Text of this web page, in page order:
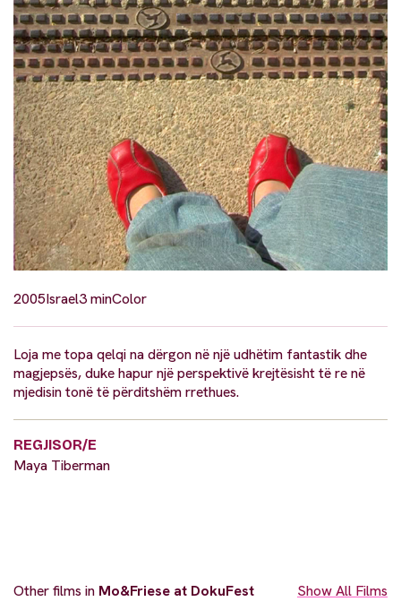
2005Israel3 minColor
Loja me topa qelqi na dërgon në një udhëtim fantastik dhe
magjepsës, duke hapur një perspektivë krejtësisht të re në
mjedisin tonë të përditshëm rrethues.
REGJISOR/E
Maya Tiberman
Other films in Mo&Friese at DokuFest Show All Films